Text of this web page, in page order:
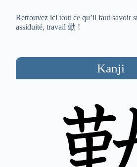
Retrouvez ici tout ce qu’il faut savoir
assiduité, travail 勤 !
Kanji